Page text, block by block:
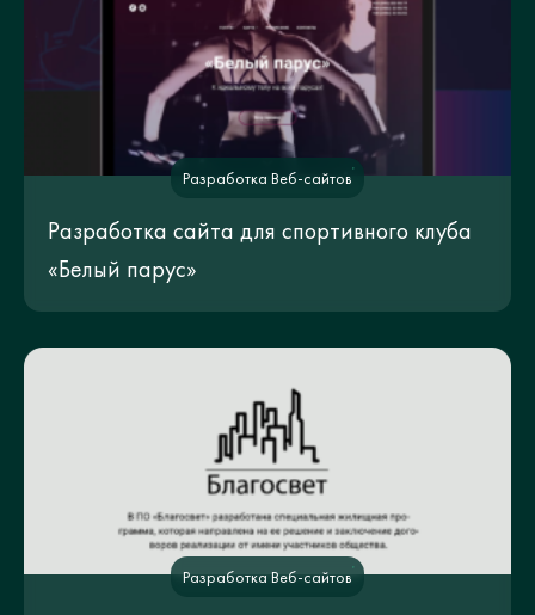
Разработка Веб-сайтов
Разработка сайта для спортивного клуба
«Белый парус»
Разработка Веб-сайтов